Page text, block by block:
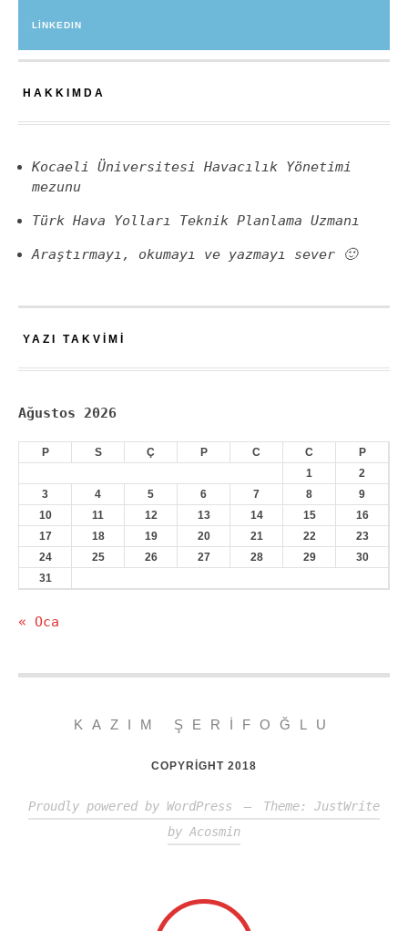
LINKEDIN
HAKKIMDA
Kocaeli Üniversitesi Havacılık Yönetimi
mezunu
Türk Hava Yolları Teknik Planlama Uzmanı
Araştırmayı, okumayı ve yazmayı sever 🙂
YAZI TAKVIMI
Ağustos 2026
P S Ç P C C
P
1
2
3
4 5 6 7 8
9
10
11 12 13 14 15
16
17
18 19 20 21 22
23
24
25 26 27 28 29
30
31
« Oca
KAZIM ŞERIFOĞLU
COPYRIGHT 2018
Proudly powered by WordPress —
Theme: JustWrite
by Acosmin